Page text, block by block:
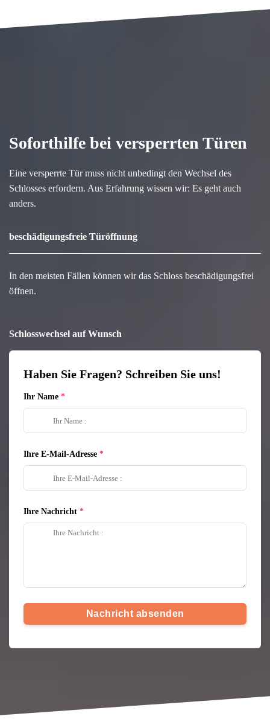
Soforthilfe bei versperrten Türen
Eine versperrte Tür muss nicht unbedingt den Wechsel des
Schlosses erfordern. Aus Erfahrung wissen wir: Es geht auch
anders.
beschädigungsfreie Türöffnung
In den meisten Fällen können wir das Schloss beschädigungsfrei
öffnen.
Schlosswechsel auf Wunsch
Haben Sie Fragen? Schreiben Sie uns!
Ihr Name
Ihre E-Mail-Adresse
Ihre Nachricht
Nachricht absenden